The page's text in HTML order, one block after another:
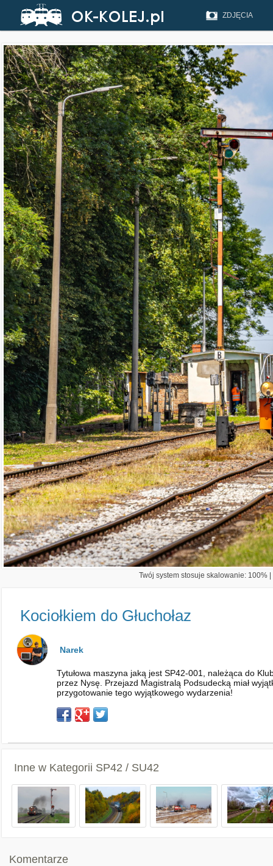
ZDJĘCIA
Twój system stosuje skalowanie: 100%
Kociołkiem do Głuchołaz
Narek
Tytułowa maszyna jaką jest SP42-001, należąca do
przez Nysę. Przejazd Magistralą Podsudecką miał
przygotowanie tego wyjątkowego wydarzenia!
Inne w Kategorii SP42 / SU42
Komentarze